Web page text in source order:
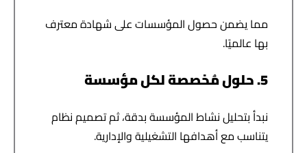
مما يضمن حصول المؤسسات على شهادة معترف
بها عالميًا.
5. حلول مُخصصة لكل مؤسسة
نبدأ بتحليل نشاط المؤسسة بدقة، ثم تصميم نظام
يتناسب مع أهدافها التشغيلية والإدارية.